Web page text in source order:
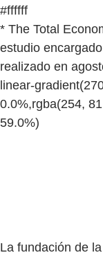
#ffffff
* The Total
estudio
realizado en
linear-
0.0%,rgba(254,
59.0%)
La fundación de